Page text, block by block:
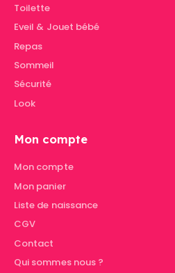
Toilette
Eveil & Jouet bébé
Repas
Sommeil
Sécurité
Look
Mon compte
Mon compte
Mon panier
Liste de naissance
CGV
Contact
Qui sommes nous ?